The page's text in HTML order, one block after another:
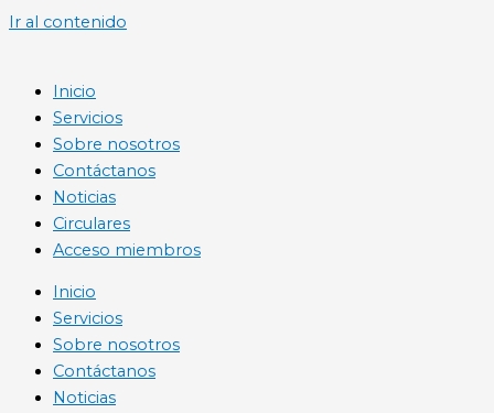
Ir al contenido
Inicio
Servicios
Sobre nosotros
Contáctanos
Noticias
Circulares
Acceso miembros
Inicio
Servicios
Sobre nosotros
Contáctanos
Noticias